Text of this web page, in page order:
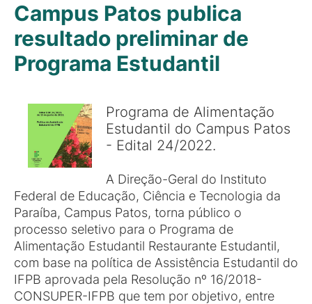
Campus Patos publica
resultado preliminar de
Programa Estudantil
Programa de Alimentação
Estudantil do Campus Patos
- Edital 24/2022.
A Direção-Geral do Instituto
Federal de Educação, Ciência e Tecnologia da
Paraíba, Campus Patos, torna público o
processo seletivo para o Programa de
Alimentação Estudantil Restaurante Estudantil,
com base na política de Assistência Estudantil do
IFPB aprovada pela Resolução nº 16/2018-
CONSUPER-IFPB que tem por objetivo, entre